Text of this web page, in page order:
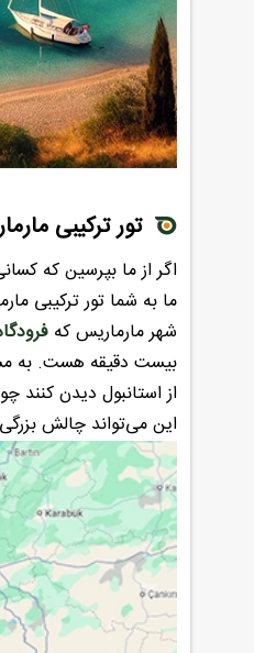
تور ترکیبی
اگر از ما بپرسین که
ما به شما تور ترکیبی
شهر مارماریس که
بیست دقیقه هست. به
این می‌تواند چالش